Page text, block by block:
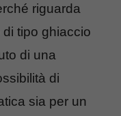
riguarda
di tipo ghiaccio
di una
di
sia per un